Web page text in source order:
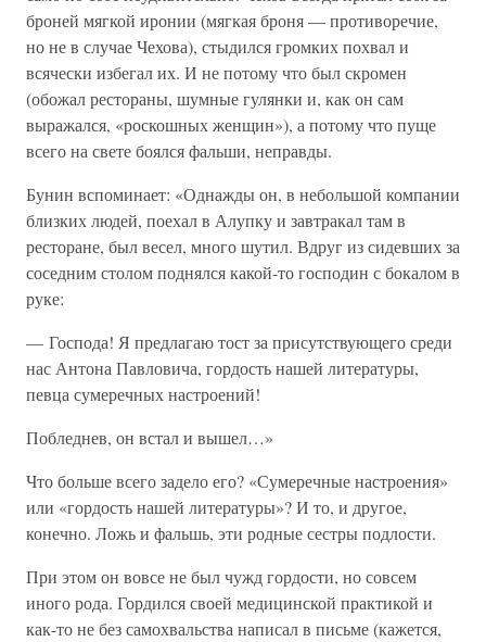
броней мягкой иронии (мягкая броня — противоречие,
но не в случае Чехова), стыдился громких похвал и
всячески избегал их. И не потому что был скромен
(обожал рестораны, шумные гулянки и, как он сам
выражался, «роскошных женщин»), а потому что пуще
всего на свете боялся фальши, неправды.
Бунин вспоминает: «Однажды он, в небольшой компании
близких людей, поехал в Алупку и завтракал там в
ресторане, был весел, много шутил. Вдруг из сидевших за
соседним столом поднялся какой-то господин с бокалом в
руке:
— Господа! Я предлагаю тост за присутствующего среди
нас Антона Павловича, гордость нашей литературы,
певца сумеречных настроений!
Побледнев, он встал и вышел…»
Что больше всего задело его? «Сумеречные настроения»
или «гордость нашей литературы»? И то, и другое,
конечно. Ложь и фальшь, эти родные сестры подлости.
При этом он вовсе не был чужд гордости, но совсем
иного рода. Гордился своей медицинской практикой и
как-то не без самохвальства написал в письме (кажется,